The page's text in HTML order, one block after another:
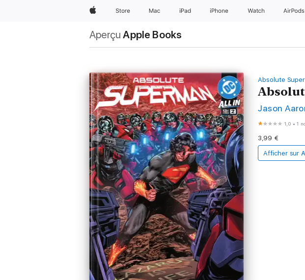
AppleStore Mac iPad iPhone Watch AirPods
Aperçu Apple Books
Absolute
Jason
1,0 •1
3,99 €
Afficher sur